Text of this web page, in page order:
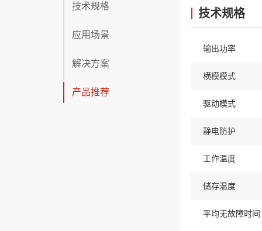
技术规格
应用场景
解决方案
产品推荐
技术规格
输出功率
横模模式
驱动模式
静电防护
工作温度
储存温度
平均无故障时间